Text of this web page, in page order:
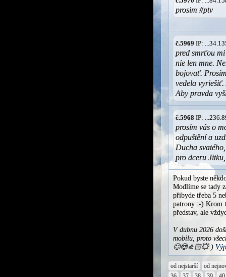
prosim #ptv
č.5969 IP:
pred smrťou
nie len mne.
bojovať.
vedela
Aby pravda
č.5968 IP:
prosím vás o
odpuštění a
Ducha
pro dceru
Pokud byste
Modlíme se tady
přibyde třeba 5
patrony :-) Krom
představ, ale
V dubnu 2026
mobilu, proto
😊😍👍🏻💥:)
od nejstarší
od